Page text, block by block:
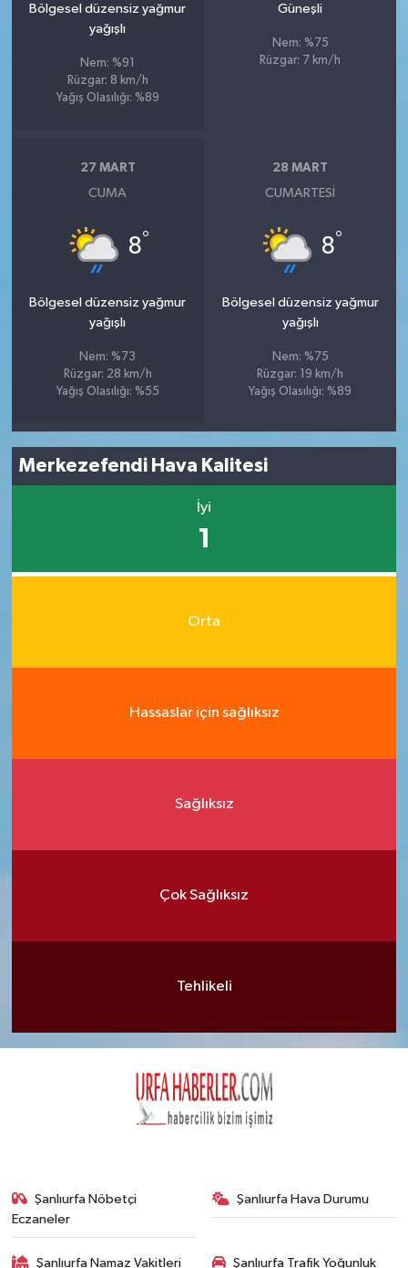
Bölgesel düzensiz yağmur
yağışlı
Nem: %91
Rüzgar: 8 km/h
Yağış Olasılığı: %89
Güneşli
Nem: %75
Rüzgar: 7 km/h
27 MART
CUMA
8°
Bölgesel düzensiz yağmur
yağışlı
Nem: %73
Rüzgar: 28 km/h
Yağış Olasılığı: %55
28 MART
CUMARTESI
8°
Bölgesel düzensiz yağmur
yağışlı
Nem: %75
Rüzgar: 19 km/h
Yağış Olasılığı: %89
Merkezefendi Hava Kalitesi
İyi
1
Orta
Hassaslar için sağlıksız
Sağlıksız
Çok Sağlıksız
Tehlikeli
Şanlıurfa Nöbetçi
Eczaneler
Şanlıurfa Hava Durumu
Şanlıurfa Namaz Vakitleri Şanlıurfa Trafik Yoğunluk